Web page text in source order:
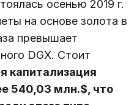
осенью 2019 г.
на основе золота в
превышает
DGX. Стоит
капитализация
540,03 млн.$, что